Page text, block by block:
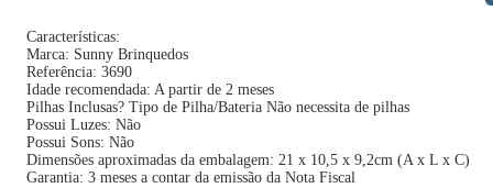
Características:
Marca: Sunny Brinquedos
Referência: 3690
Idade recomendada: A partir de 2 meses
Pilhas Inclusas? Tipo de Pilha/Bateria Não necessita de pilhas
Possui Luzes: Não
Possui Sons: Não
Dimensões aproximadas da embalagem: 21 x 10,5 x 9,2cm (A x L x C)
Garantia: 3 meses a contar da emissão da Nota Fiscal